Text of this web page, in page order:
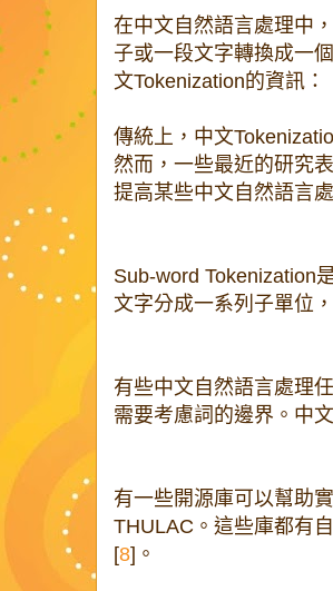
在中文自然語言處理中
子或一段文字轉換成一
文Tokenization的資訊：
傳統上，中文
然而，一些最近的研究
提高某些中文自然語言
Sub-word Tokenization
文字分成一系列子單位
有些中文自然語言處理
需要考慮詞的邊界。中
有一些開源庫可以幫助
THULAC。這些庫都有
[8]。